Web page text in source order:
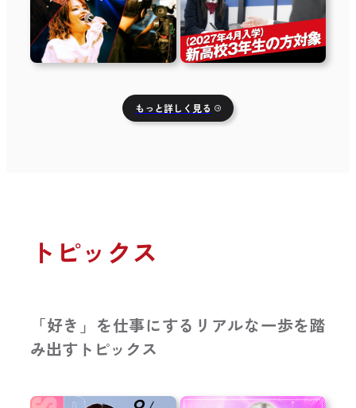
もっと詳しく見る
トピックス
「好き」を仕事にするリアルな一歩を踏
み出すトピックス